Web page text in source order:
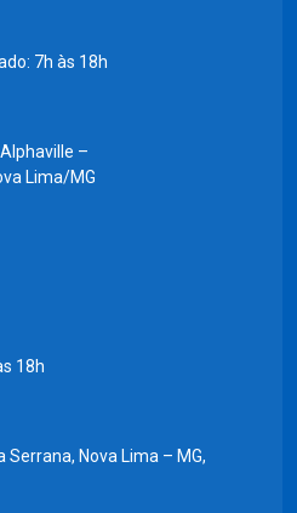
7h às 18h
–
Lima/MG
18h
Serrana, Nova Lima – MG,